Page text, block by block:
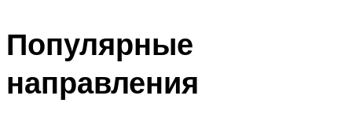
Популярные
направления